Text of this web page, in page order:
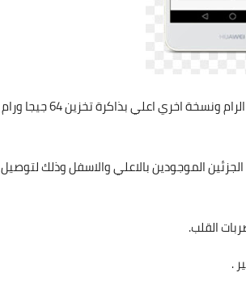
ما عدا الجزئين الموجودين بالاعلي والاسفل وذلك لتوصيل